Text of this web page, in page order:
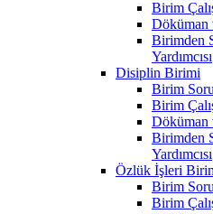
Birim
Döküman
Birimden
Yardımcısı
Disiplin Birimi
Birim
Birim
Döküman
Birimden
Yardımcısı
Özlük İşleri
Birim
Birim